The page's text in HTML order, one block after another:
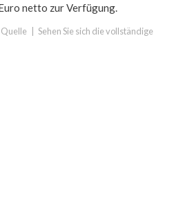
netto zur Verfügung.
Sehen Sie sich die vollständige